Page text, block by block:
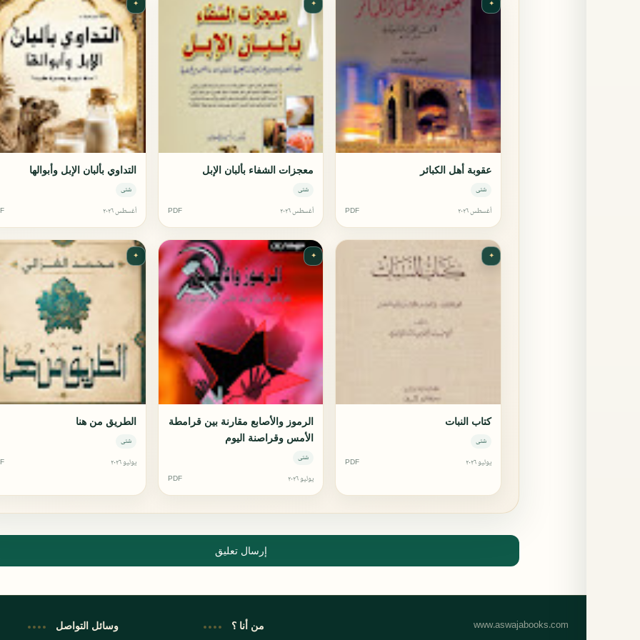
✦
عقوبة أهل الكبائر
شتى
أغسطس ٢٠٢٦ PDF
✦
معجزات الشفاء بألبان الإبل
شتى
أغسطس ٢٠٢٦ PDF
✦
التداوي بألبان الإبل وأبوالها
شتى
أغسطس ٢٠٢٦
✦
كتاب النبات
شتى
يوليو ٢٠٢٦ PDF
✦
الرموز والأصابع مقارنة بين قرامطة
الأمس وقراصنة اليوم
شتى
يوليو ٢٠٢٦ PDF
✦
الطريق من هنا
شتى
يوليو ٢٠٢٦
إرسال تعليق
من أنا ؟ وسائل التواصل